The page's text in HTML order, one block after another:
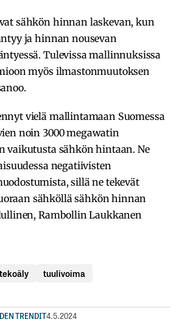
sähkön hinnan laskevan, kun
ja hinnan nousevan
Tulevissa mallinnuksissa
myös ilmastonmuutoksen
vielä mallintamaan Suomessa
noin 3000 megawatin
vaikutusta sähkön hintaan. Ne
negatiivisten
sillä ne tekevät
sähköllä sähkön hinnan
Rambollin Laukkanen
tekoäly tuulivoima
TRENDIT4.5.2024